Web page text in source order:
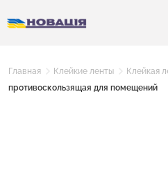
Главная Клейкие ленты Клейкая
противоскользящая для помещений